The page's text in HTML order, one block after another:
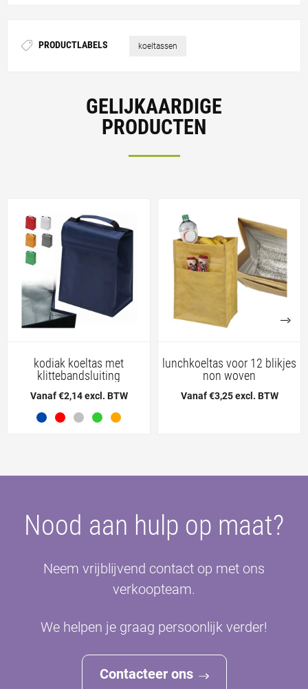
PRODUCTLABELS koeltassen
GELIJKAARDIGE
PRODUCTEN
kodiak koeltas met
klittebandsluiting
Vanaf €2,14 excl. BTW
lunchkoeltas voor 12 blikjes
non woven
Vanaf €3,25 excl. BTW
Nood aan hulp op maat?
Neem vrijblijvend contact op met ons
verkoopteam.
We helpen je graag persoonlijk verder!
Contacteer ons